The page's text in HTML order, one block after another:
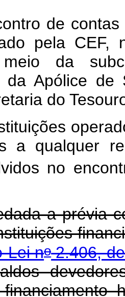
de contas
pela CEF,
da
da Apólice de
do
a qualquer
no
a prévia
Lei no2.406,